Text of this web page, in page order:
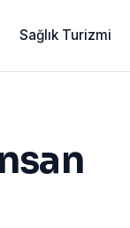
Sağlık Turizmi